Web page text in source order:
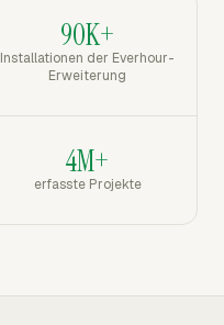
90K+
Installationen der Everhour-
Erweiterung
4M+
erfasste Projekte